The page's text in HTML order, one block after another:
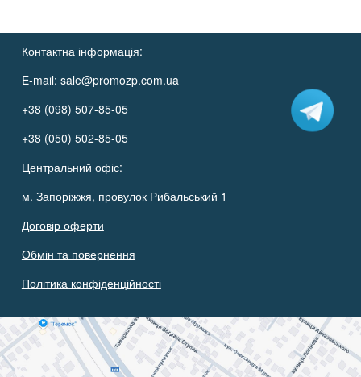
Контактна інформація:
E-mail: sale@promozp.com.ua
+38 (098) 507-85-05
+38 (050) 502-85-05
Центральний офіс:
м. Запоріжжя, провулок Рибальський 1
Договір оферти
Обмін та повернення
Політика конфіденційності